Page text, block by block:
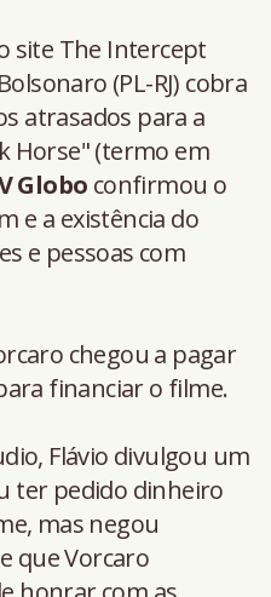
site The Intercept
(PL-RJ) cobra
atrasados para a
Horse" (termo em
Globo confirmou o
e a existência do
e pessoas com
chegou a pagar
financiar o filme.
Flávio divulgou um
ter pedido dinheiro
mas negou
que Vorcaro